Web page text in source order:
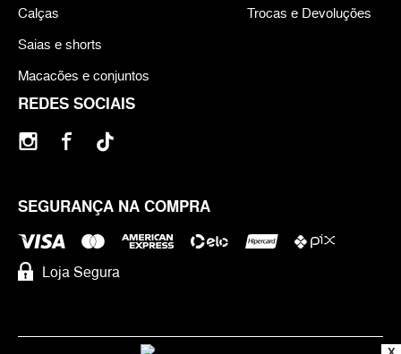
REDES SOCIAIS
SEGURANÇA NA COMPRA
Loja Segura
Calças
Saias e shorts
Macacões e conjuntos
Trocas e Devoluções